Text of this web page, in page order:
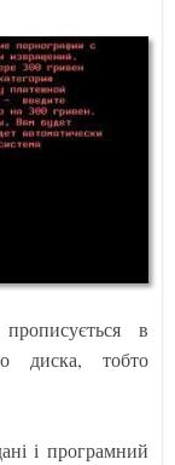
в
диска, тобто
і програмний